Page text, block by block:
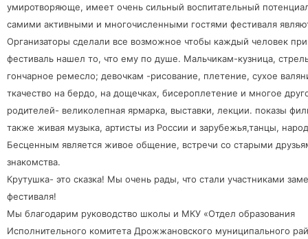
умиротворяюще, имеет очень сильный воспитательный
самими активными и многочисленными гостями фестиваля
Организаторы сделали все возможное чтобы каждый человек
фестиваль нашел то, что ему по душе. Мальчикам-кузница,
гончарное ремесло; девочкам -рисование, плетение, сухое
ткачество на бердо, на дощечках, бисероплетение и многое
родителей- великолепная ярмарка, выставки, лекции. показы
также живая музыка, артисты из России и зарубежья,танцы,
Бесценным является живое общение, встречи со старыми
знакомства.
Крутушка- это сказка! Мы очень рады, что стали участниками
фестиваля!
Мы благодарим руководство школы и МКУ «Отдел образования
Исполнительного комитета Дрожжановского муниципального